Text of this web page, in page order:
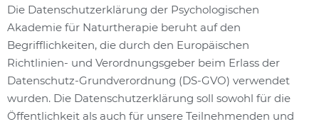
Die Datenschutzerklärung der Psychologischen
Akademie für Naturtherapie beruht auf den
Begrifflichkeiten, die durch den Europäischen
Richtlinien- und Verordnungsgeber beim Erlass der
Datenschutz-Grundverordnung (DS-GVO) verwendet
wurden. Die Datenschutzerklärung soll sowohl für die
Öffentlichkeit als auch für unsere Teilnehmenden und